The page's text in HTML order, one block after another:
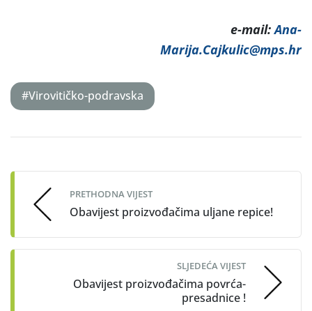
e-mail:Ana-
Marija.Cajkulic@mps.hr
#Virovitičko-podravska
navigation
PRETHODNA VIJEST
Obavijest proizvođačima uljane repice!
SLJEDEĆA VIJEST
Obavijest proizvođačima povrća-
presadnice !